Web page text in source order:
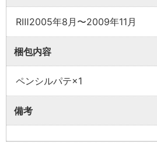
RⅢ2005年8月〜2009年11月
梱包内容
ペンシルパテ×1
備考